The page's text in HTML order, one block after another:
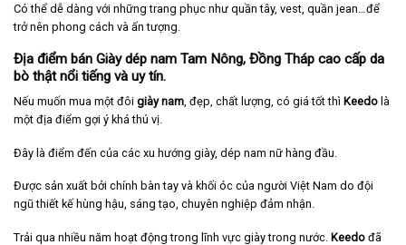
Có thể dễ dàng với những trang phục như quần tây, vest, quần jean…để
trở nên phong cách và ấn tượng.
Địa điểm bán Giày dép nam Tam Nông, Đồng Tháp cao cấp da
bò thật nổi tiếng và uy tín.
Nếu muốn mua một đôi giày nam , đẹp, chất lượng, có giá tốt thì Keedo là
một địa điểm gợi ý khá thú vị.
Đây là điểm đến của các xu hướng giày, dép nam nữ hàng đầu.
Được sản xuất bởi chính bàn tay và khối óc của người Việt Nam do đội
ngũ thiết kế hùng hậu, sáng tạo, chuyên nghiệp đảm nhận.
Trải qua nhiều năm hoạt động trong lĩnh vực giày trong nước. Keedo đã